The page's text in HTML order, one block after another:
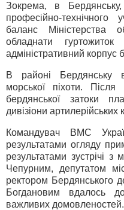
Зокрема, в
професійно-
баланс Міністерства
обладнати
адміністративний корпус
В районі Бердянську
морської піхоти.
бердянської затоки
дивізіони артилерійських
Командувач ВМС
результатами огляду
результатами зустрічі
Чепурним, депутатом
ректором Бердянського
Богдановим вдалось
важливих домовленостей.